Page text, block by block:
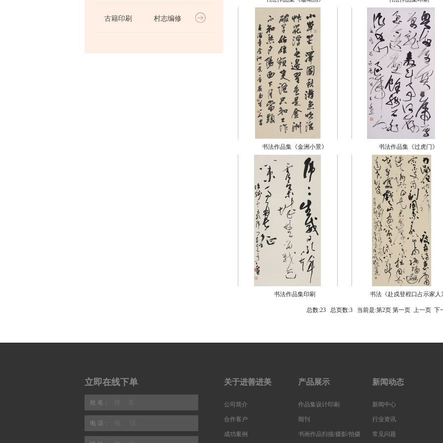
古籍印刷 村志编修
书法作品集《金洲小景》 书法作品集《过虎门》
书法作品集印刷 书法《赴戍登程口占示家人
总数:23 总页数:3 当前是:第2页 第一页 上一页 下
立即在线下单
姓 名：
电 话：
关于进善进美 产品展示 新闻动态
公司简介
合作客户
成功案例
作品集设计印刷
期刊
书画作品扫描/摄影/拍摄
新闻中心
行业资讯
常见问题